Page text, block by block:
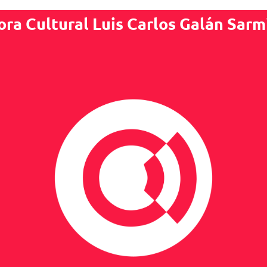
Cultural Luis Carlos Galán